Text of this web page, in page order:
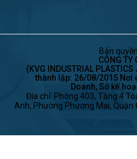
Bản
CÔNG TY
(KVG INDUSTRIAL
thành lập: 26/08/2015 Nơi
Doanh, Sở kế
Địa chỉ: Phòng 403, Tầng 4
Anh, Phường Phương Mai, Quận